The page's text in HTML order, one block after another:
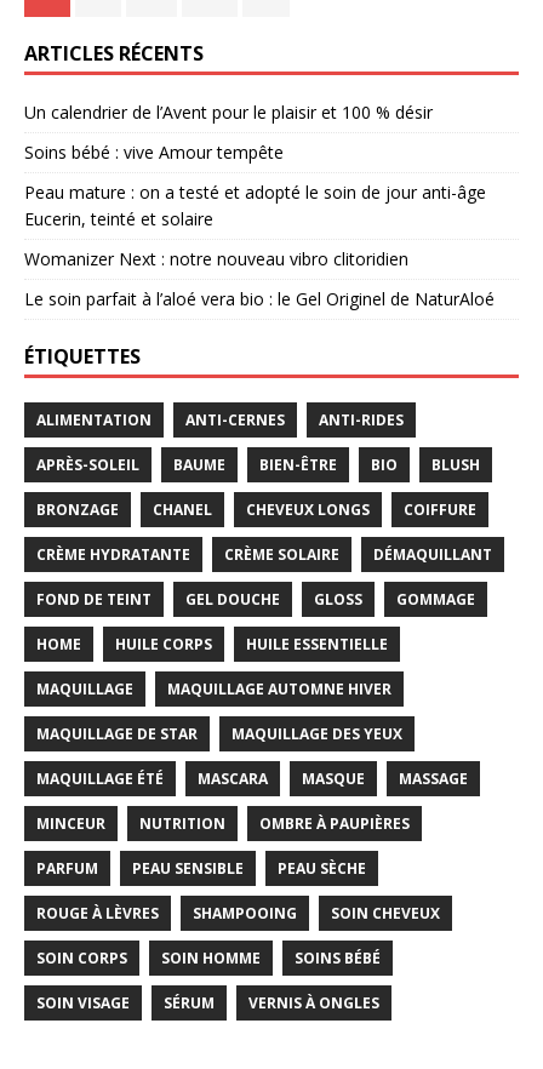
ARTICLES RÉCENTS
Un calendrier de l’Avent pour le plaisir et 100 % désir
Soins bébé : vive Amour tempête
Peau mature : on a testé et adopté le soin de jour anti-âge
Eucerin, teinté et solaire
Womanizer Next : notre nouveau vibro clitoridien
Le soin parfait à l’aloé vera bio : le Gel Originel de NaturAloé
ÉTIQUETTES
ALIMENTATION ANTI-CERNES ANTI-RIDES
APRÈS-SOLEIL BAUME BIEN-ÊTRE BIO BLUSH
BRONZAGE CHANEL CHEVEUX LONGS COIFFURE
CRÈME HYDRATANTE CRÈME SOLAIRE DÉMAQUILLANT
FOND DE TEINT GEL DOUCHE GLOSS GOMMAGE
HOME HUILE CORPS HUILE ESSENTIELLE
MAQUILLAGE MAQUILLAGE AUTOMNE HIVER
MAQUILLAGE DE STAR MAQUILLAGE DES YEUX
MAQUILLAGE ÉTÉ MASCARA MASQUE MASSAGE
MINCEUR NUTRITION OMBRE À PAUPIÈRES
PARFUM PEAU SENSIBLE PEAU SÈCHE
ROUGE À LÈVRES SHAMPOOING SOIN CHEVEUX
SOIN CORPS SOIN HOMME SOINS BÉBÉ
SOIN VISAGE SÉRUM VERNIS À ONGLES